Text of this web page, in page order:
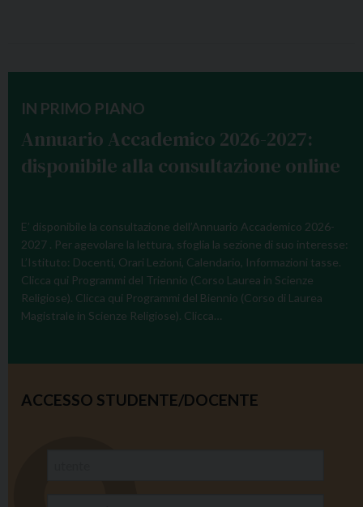
IN PRIMO PIANO
Annuario Accademico 2026-2027:
disponibile alla consultazione online
E’ disponibile la consultazione dell’Annuario Accademico 2026-
2027 . Per agevolare la lettura, sfoglia la sezione di suo interesse:
L’Istituto: Docenti, Orari Lezioni, Calendario, Informazioni tasse.
Clicca qui Programmi del Triennio (Corso Laurea in Scienze
Religiose). Clicca qui Programmi del Biennio (Corso di Laurea
Magistrale in Scienze Religiose). Clicca…
ACCESSO STUDENTE/DOCENTE